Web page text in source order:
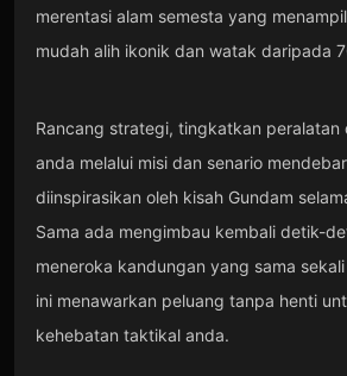
merentasi alam semesta yang
mudah alih ikonik dan watak daripada
Rancang strategi, tingkatkan peralatan
anda melalui misi dan senario
diinspirasikan oleh kisah Gundam
Sama ada mengimbau kembali detik-
meneroka kandungan yang sama
ini menawarkan peluang tanpa henti
kehebatan taktikal anda.